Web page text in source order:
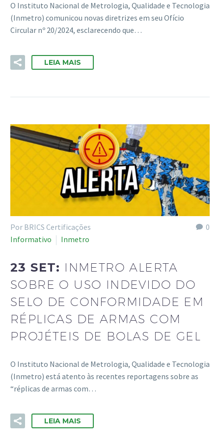
O Instituto Nacional de Metrologia, Qualidade e Tecnologia
(Inmetro) comunicou novas diretrizes em seu Ofício
Circular nº 20/2024, esclarecendo que…
LEIA MAIS
0
Por BRICS Certificações
Informativo
Inmetro
23 SET: INMETRO ALERTA
SOBRE O USO INDEVIDO DO
SELO DE CONFORMIDADE EM
RÉPLICAS DE ARMAS COM
PROJÉTEIS DE BOLAS DE GEL
O Instituto Nacional de Metrologia, Qualidade e Tecnologia
(Inmetro) está atento às recentes reportagens sobre as
“réplicas de armas com…
LEIA MAIS